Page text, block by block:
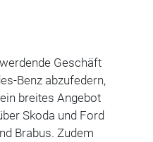
Geschäft
Benz abzufedern,
breites Angebot
Skoda und Ford
Brabus. Zudem